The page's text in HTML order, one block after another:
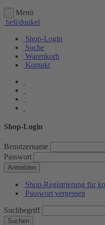
Menü
hell/dunkel
Shop-Login
Suche
Warenkorb
Kontakt
Shop-Login
Benutzername
Passwort
Anmelden
Shop-Registrierung für
Passwort vergessen
Suchbegriff
Suchen